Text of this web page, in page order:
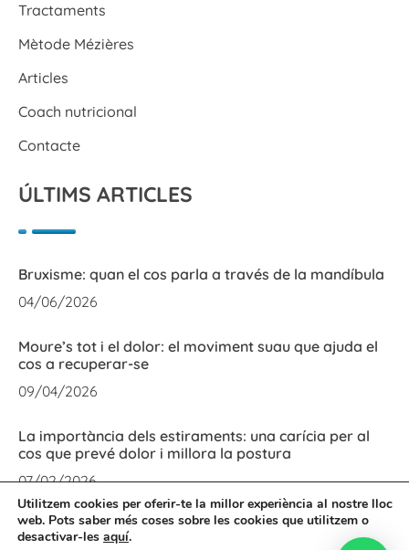
Tractaments
Mètode Mézières
Articles
Coach nutricional
Contacte
ÚLTIMS ARTICLES
Bruxisme: quan el cos parla a través de la mandíbula
04/06/2026
Moure’s tot i el dolor: el moviment suau que ajuda el
cos a recuperar-se
09/04/2026
La importància dels estiraments: una carícia per al
cos que prevé dolor i millora la postura
07/02/2026
Utilitzem cookies per oferir-te la millor experiència al nostre lloc
web. Pots saber més coses sobre les cookies que utilitzem o
desactivar-les aquí.